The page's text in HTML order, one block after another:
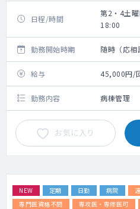
日程/時間
第2・4土
18:00
勤務開始時期 随時（応相
給与 45,000円/
勤務内容 病棟管理
お気に入り
NEW 定期 日勤 病院
専門医資格不問
専攻医・専修医可